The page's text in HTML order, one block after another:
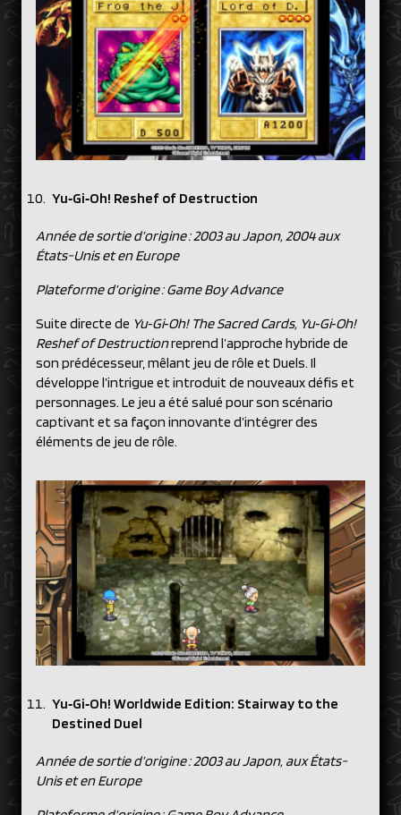
Yu‑Gi‑Oh! Reshef of Destruction
Année de sortie d’origine : 2003 au Japon, 2004 aux
États-Unis et en Europe
Plateforme d’origine : Game Boy Advance
Suite directe de Yu‑Gi‑Oh! The Sacred Cards, Yu‑Gi‑Oh!
Reshef of Destructionreprend l’approche hybride de
son prédécesseur, mêlant jeu de rôle et Duels. Il
développe l’intrigue et introduit de nouveaux défis et
personnages. Le jeu a été salué pour son scénario
captivant et sa façon innovante d’intégrer des
éléments de jeu de rôle.
Yu‑Gi‑Oh! Worldwide Edition: Stairway to the
Destined Duel
Année de sortie d’origine : 2003 au Japon, aux États-
Unis et en Europe